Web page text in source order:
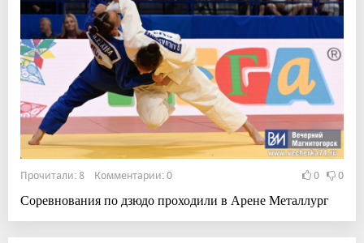
Прочитали: 8 Комментарии: 0 0 0
Соревнования по дзюдо проходили в Арене Металлург